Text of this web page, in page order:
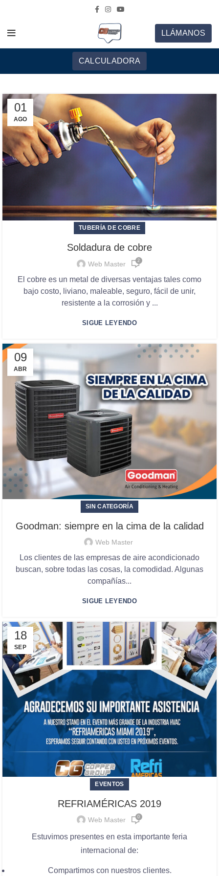
LLÁMANOS
CALCULADORA
01
AGO
TUBERÍA DE COBRE
Soldadura de cobre
Web Master 2
El cobre es un metal de diversas ventajas tales como
bajo costo, liviano, maleable, seguro, fácil de unir,
resistente a la corrosión y ...
SIGUE LEYENDO
09
ABR
SIN CATEGORÍA
Goodman: siempre en la cima de la calidad
Web Master
Los clientes de las empresas de aire acondicionado
buscan, sobre todas las cosas, la comodidad. Algunas
compañías...
SIGUE LEYENDO
18
SEP
EVENTOS
REFRIAMÉRICAS 2019
Web Master 0
Estuvimos presentes en esta importante feria
internacional de:
Compartimos con nuestros clientes.
Descarga nuestro catálogo